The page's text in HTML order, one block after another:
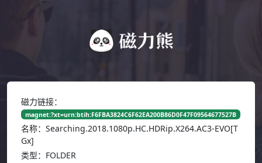
磁力链接：
magnet:?xt=urn:btih:F6FBA3824C6F62EA200B86D0F47F09564677527B
名称：Searching.2018.1080p.HC.HDRip.X264.AC3-EVO[T
Gx]
类型：FOLDER